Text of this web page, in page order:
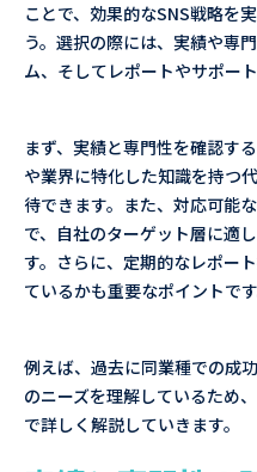
ことで、効果的なSNS戦略を
う。選択の際には、実績や専
ム、そしてレポートやサポー
まず、実績と専門性を確認す
や業界に特化した知識を持つ
待できます。また、対応可能
で、自社のターゲット層に適
す。さらに、定期的なレポー
ているかも重要なポイントです
例えば、過去に同業種での成
のニーズを理解しているため
で詳しく解説していきます。